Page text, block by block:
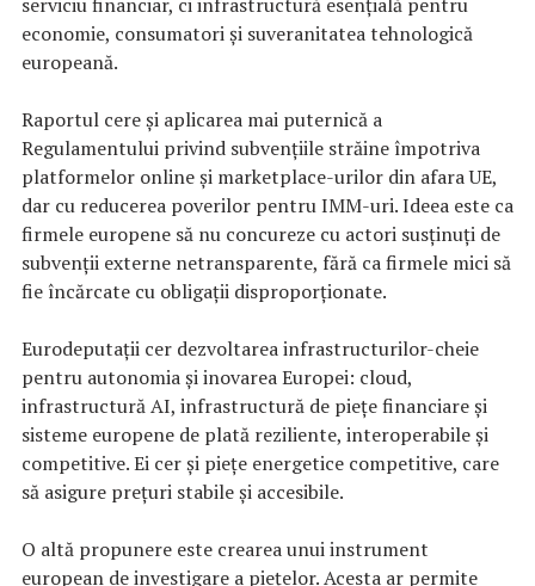
economie, consumatori și suveranitatea tehnologică
europeană.
Raportul cere și aplicarea mai puternică a
Regulamentului privind subvențiile străine împotriva
platformelor online și marketplace-urilor din afara UE,
dar cu reducerea poverilor pentru IMM-uri. Ideea este ca
firmele europene să nu concureze cu actori susținuți de
subvenții externe netransparente, fără ca firmele mici să
fie încărcate cu obligații disproporționate.
Eurodeputații cer dezvoltarea infrastructurilor-cheie
pentru autonomia și inovarea Europei: cloud,
infrastructură AI, infrastructură de piețe financiare și
sisteme europene de plată reziliente, interoperabile și
competitive. Ei cer și piețe energetice competitive, care
să asigure prețuri stabile și accesibile.
O altă propunere este crearea unui instrument
european de investigare a piețelor. Acesta ar permite